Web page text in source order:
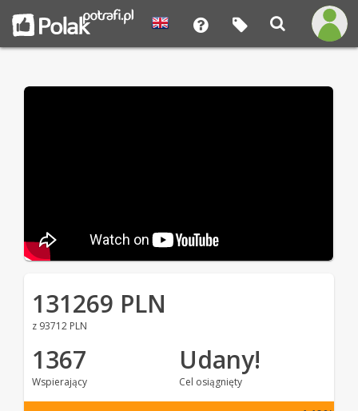
131269 PLN
z 93712 PLN
1367
Wspierający
Udany!
Cel osiągnięty